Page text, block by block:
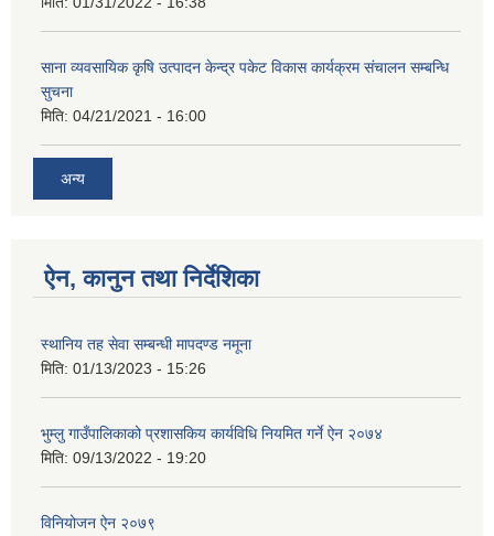
साना व्यवसायिक कृषि उत्पादन केन्द्र पकेट विकास कार्यक्रम संचालन सम्बन्धि
सुचना
मिति: 04/21/2021 - 16:00
अन्य
ऐन, कानुन तथा निर्देशिका
स्थानिय तह सेवा सम्बन्धी मापदण्ड नमूना
मिति: 01/13/2023 - 15:26
भुम्लु गाउँपालिकाको प्रशासकिय कार्यविधि नियमित गर्ने ऐन २०७४
मिति: 09/13/2022 - 19:20
विनियोजन ऐन २०७९